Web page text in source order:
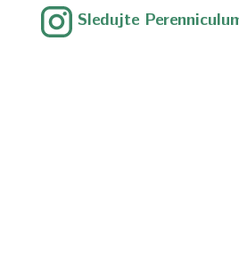
Sledujte